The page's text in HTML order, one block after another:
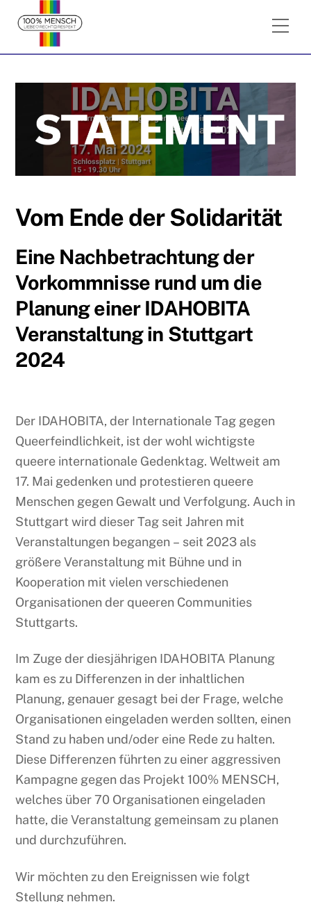
content
Vom Ende der Solidarität
Eine Nachbetrachtung der
Vorkommnisse rund um die
Planung einer IDAHOBITA
Veranstaltung in Stuttgart
2024
Der IDAHOBITA, der Internationale Tag gegen
Queerfeindlichkeit, ist der wohl wichtigste
queere internationale Gedenktag. Weltweit am
17. Mai gedenken und protestieren queere
Menschen gegen Gewalt und Verfolgung. Auch in
Stuttgart wird dieser Tag seit Jahren mit
Veranstaltungen begangen – seit 2023 als
größere Veranstaltung mit Bühne und in
Kooperation mit vielen verschiedenen
Organisationen der queeren Communities
Stuttgarts.
Im Zuge der diesjährigen IDAHOBITA Planung
kam es zu Differenzen in der inhaltlichen
Planung, genauer gesagt bei der Frage, welche
Organisationen eingeladen werden sollten, einen
Stand zu haben und/oder eine Rede zu halten.
Diese Differenzen führten zu einer aggressiven
Kampagne gegen das Projekt 100% MENSCH,
welches über 70 Organisationen eingeladen
hatte, die Veranstaltung gemeinsam zu planen
und durchzuführen.
Wir möchten zu den Ereignissen wie folgt
Stellung nehmen.